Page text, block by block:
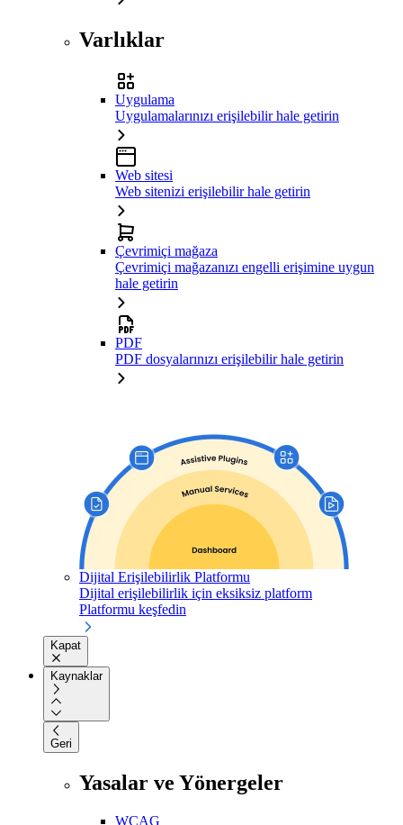
Varlıklar
Uygulama
Uygulamalarınızı erişilebilir hale getirin
Web sitesi
Web sitenizi erişilebilir hale getirin
Çevrimiçi mağaza
Çevrimiçi mağazanızı engelli erişimine uygun
hale getirin
PDF
PDF dosyalarınızı erişilebilir hale getirin
Dijital Erişilebilirlik Platformu
Dijital erişilebilirlik için eksiksiz platform
Platformu keşfedin
Kapat
Kaynaklar
Geri
Yasalar ve Yönergeler
WCAG